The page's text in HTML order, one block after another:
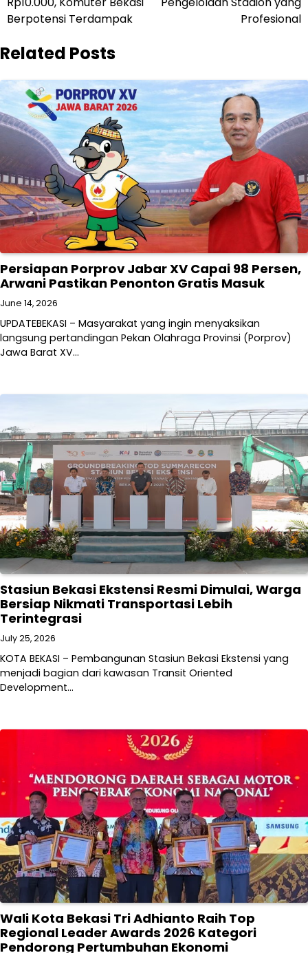
Berpotensi Terdampak
Profesional
Related Posts
Persiapan Porprov Jabar XV Capai 98 Persen,
Arwani Pastikan Penonton Gratis Masuk
June 14, 2026
UPDATEBEKASI – Masyarakat yang ingin menyaksikan
langsung pertandingan Pekan Olahraga Provinsi (Porprov)
Jawa Barat XV…
Stasiun Bekasi Ekstensi Resmi Dimulai, Warga
Bersiap Nikmati Transportasi Lebih
Terintegrasi
July 25, 2026
KOTA BEKASI – Pembangunan Stasiun Bekasi Ekstensi yang
menjadi bagian dari kawasan Transit Oriented
Development…
Wali Kota Bekasi Tri Adhianto Raih Top
Regional Leader Awards 2026 Kategori
Pendorong Pertumbuhan Ekonomi